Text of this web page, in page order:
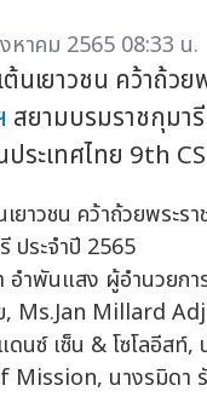
หาคม 2565 08:33 น.
เยาวชน คว้าถ้วย
สยามบรมราชกุมา
ระเทศไทย 9th
อำพันแสง ผู้อำนวย
, Ms.Jan Millard
ดนซ์ เซ็น & โซโลอี
นางรมิดา รั